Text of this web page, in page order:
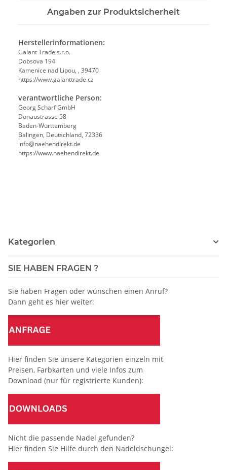
Angaben zur Produktsicherheit
Herstellerinformationen:
Galant Trade s.r.o.
Dobsova 194
Kamenice nad Lipou, , 39470
https://www.galanttrade.cz
verantwortliche Person:
Georg Scharf GmbH
Donaustrasse 58
Baden-Württemberg
Balingen, Deutschland, 72336
info@naehendirekt.de
https://www.naehendirekt.de
Kategorien
SIE HABEN FRAGEN ?
Sie haben Fragen oder wünschen einen Anruf?
Dann geht es hier weiter:
Hier finden Sie unsere Kategorien einzeln mit
Preisen, Farbkarten und viele Infos zum
Download (nur für registrierte Kunden):
Nicht die passende Nadel gefunden?
Hier finden Sie Hilfe durch den Nadeldschungel: